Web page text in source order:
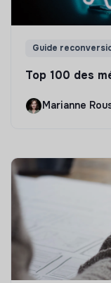
Guide
Top 100 des
Marianne